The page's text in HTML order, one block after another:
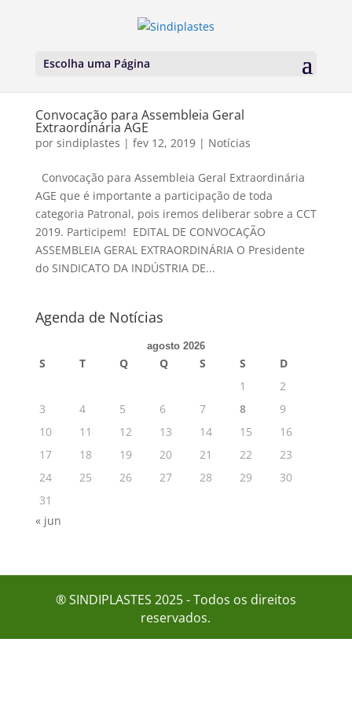
Escolha uma Página
Convocação para Assembleia Geral
Extraordinária AGE
por sindiplastes | fev 12, 2019| Notícias
Convocação para Assembleia Geral Extraordinária
AGE que é importante a participação de toda
categoria Patronal, pois iremos deliberar sobre a CCT
2019. Participem! EDITAL DE CONVOCAÇÃO
ASSEMBLEIA GERAL EXTRAORDINÁRIA O Presidente
do SINDICATO DA INDÚSTRIA DE...
Agenda de Notícias
agosto 2026
S T Q Q S S
D
1
2
3
4 5 6 7 8
9
10
11 12 13 14 15
16
17
18 19 20 21 22
23
24
25 26 27 28 29
30
31
« jun
® SINDIPLASTES 2025 - Todos os direitos
reservados.